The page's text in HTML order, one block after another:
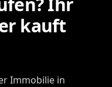
kauft
Immobilie in